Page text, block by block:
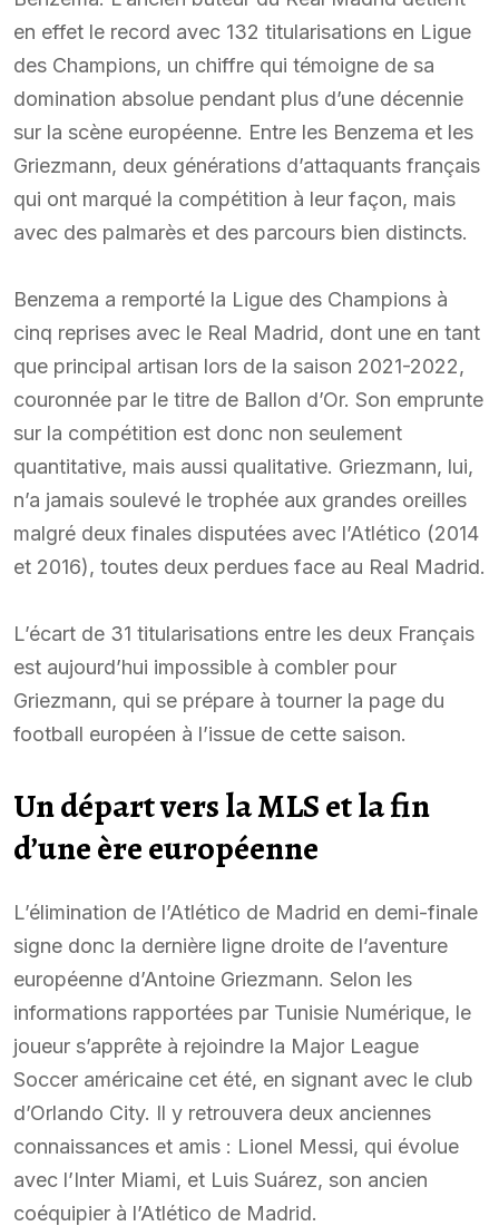
en effet le record avec 132 titularisations en Ligue
des Champions, un chiffre qui témoigne de sa
domination absolue pendant plus d’une décennie
sur la scène européenne. Entre les Benzema et les
Griezmann, deux générations d’attaquants français
qui ont marqué la compétition à leur façon, mais
avec des palmarès et des parcours bien distincts.
Benzema a remporté la Ligue des Champions à
cinq reprises avec le Real Madrid, dont une en tant
que principal artisan lors de la saison 2021-2022,
couronnée par le titre de Ballon d’Or. Son emprunte
sur la compétition est donc non seulement
quantitative, mais aussi qualitative. Griezmann, lui,
n’a jamais soulevé le trophée aux grandes oreilles
malgré deux finales disputées avec l’Atlético (2014
et 2016), toutes deux perdues face au Real Madrid.
L’écart de 31 titularisations entre les deux Français
est aujourd’hui impossible à combler pour
Griezmann, qui se prépare à tourner la page du
football européen à l’issue de cette saison.
Un départ vers la MLS et la fin
d’une ère européenne
L’élimination de l’Atlético de Madrid en demi-finale
signe donc la dernière ligne droite de l’aventure
européenne d’Antoine Griezmann. Selon les
informations rapportées par Tunisie Numérique, le
joueur s’apprête à rejoindre la Major League
Soccer américaine cet été, en signant avec le club
d’Orlando City. Il y retrouvera deux anciennes
connaissances et amis : Lionel Messi, qui évolue
avec l’Inter Miami, et Luis Suárez, son ancien
coéquipier à l’Atlético de Madrid.